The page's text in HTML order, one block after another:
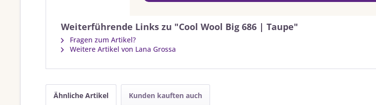
Weiterführende Links zu "Cool Wool Big 686 | Taupe"
Fragen zum Artikel?
Weitere Artikel von Lana Grossa
Ähnliche Artikel Kunden kauften auch